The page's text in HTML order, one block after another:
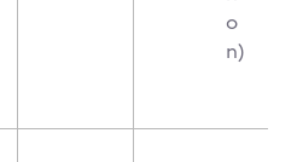
o
n)